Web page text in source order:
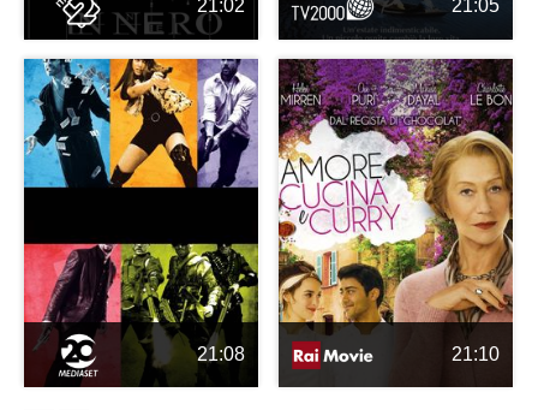
21:02 21:05
21:08 21:10